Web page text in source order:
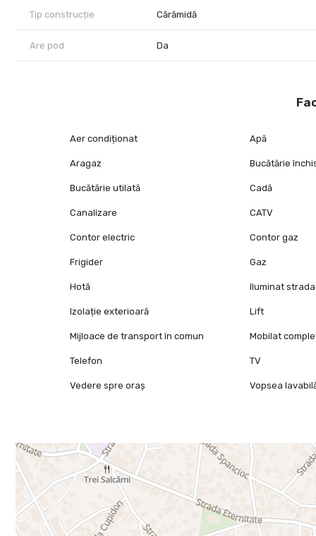
Tip construcție Cărămidă
Are pod Da
Aer condiționat Apă
Aragaz Bucătărie
Bucătărie utilată Cadă
Canalizare CATV
Contor electric Contor gaz
Frigider Gaz
Hotă Iluminat stradal
Izolație exterioară Lift
Mijloace de transport în comun Mobilat
Telefon TV
Vedere spre oraș Vopsea